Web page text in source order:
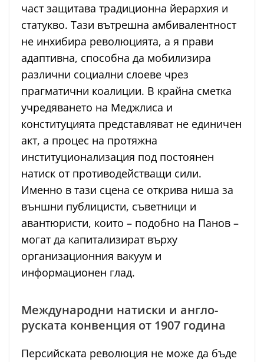
част защитава традиционна йерархия и
статукво. Тази вътрешна амбивалентност
не инхибира революцията, а я прави
адаптивна, способна да мобилизира
различни социални слоеве чрез
прагматични коалиции. В крайна сметка
учредяването на Меджлиса и
конституцията представляват не единичен
акт, а процес на протяжна
институционализация под постоянен
натиск от противодействащи сили.
Именно в тази сцена се открива ниша за
външни публицисти, съветници и
авантюристи, които – подобно на Панов –
могат да капитализират върху
организационния вакуум и
информационен глад.
Международни натиски и англо-
руската конвенция от 1907 година
Персийската революция не може да бъде